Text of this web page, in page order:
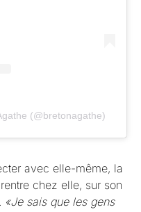
(@bretonagathe)
avec elle-même, la
chez elle, sur son
«Je sais que les gens